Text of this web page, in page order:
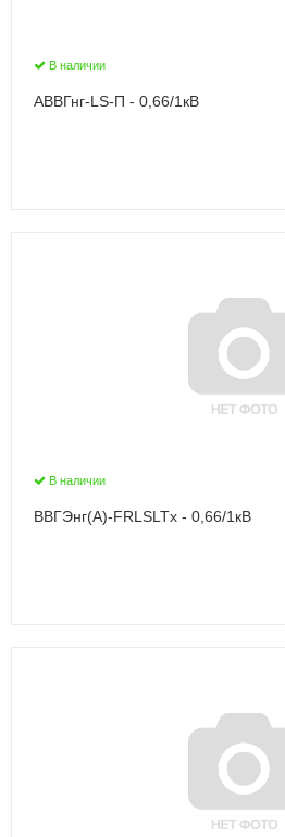
В наличии
АВВГнг-LS-П - 0,66/1кВ
В наличии
ВВГЭнг(А)-FRLSLTx - 0,66/1кВ